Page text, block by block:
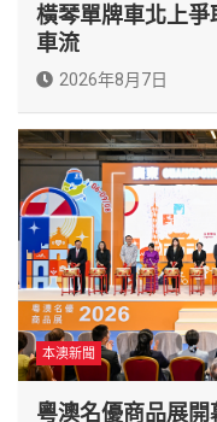
橫琴單牌車北上
車流
2026年8月7日
本澳新聞
粵澳名優商品展開